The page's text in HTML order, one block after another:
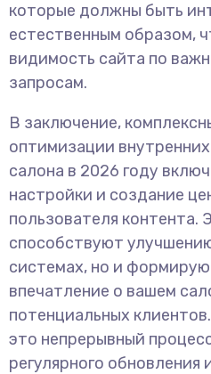
которые должны быть
естественным образом,
видимость сайта по
запросам.
В заключение,
оптимизации
салона в 2026 году
настройки и создание
пользователя контента.
способствуют
системах, но и
впечатление о вашем
потенциальных
это непрерывный
регулярного обновления